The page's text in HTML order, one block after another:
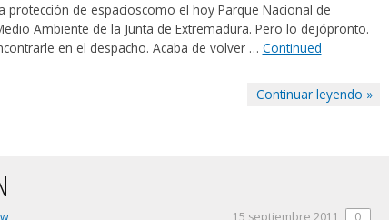
protección de espacioscomo el hoy Parque Nacional de
Ambiente de la Junta de Extremadura. Pero lo dejópronto.
en el despacho. Acaba de volver … Continued
Continuar leyendo »
15 septiembre 2011 0